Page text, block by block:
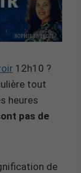
12h10 ?
tout
heures
pas de
de